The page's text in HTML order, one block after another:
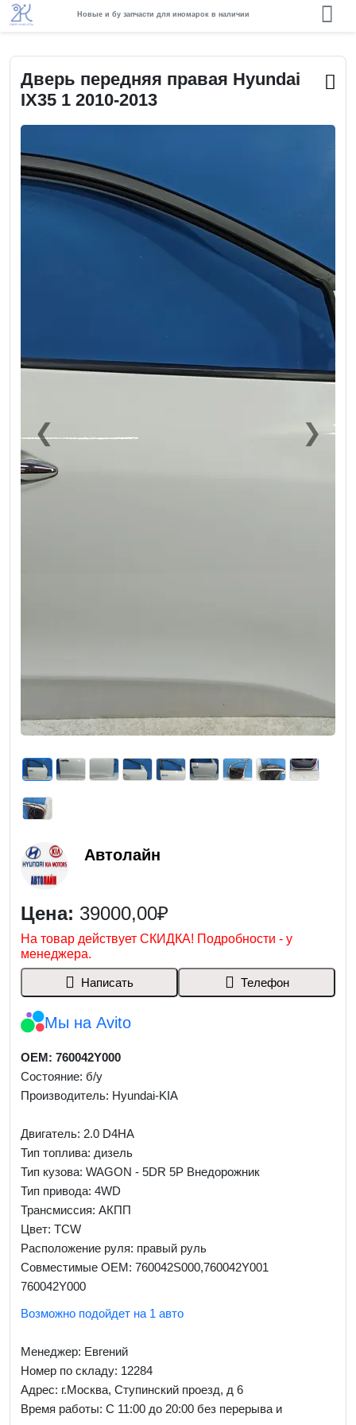
Новые и бу запчасти для иномарок в наличии
Дверь передняя правая Hyundai
IX35 1 2010-2013
❮Previous ❯Next
Автолайн
Цена: 39000,00₽
На товар действует СКИДКА! Подробности - у
менеджера.
Написать Телефон
Мы на Avito
OEM: 760042Y000
Состояние: б/у
Производитель: Hyundai-KIA
Двигатель: 2.0 D4HA
Тип топлива: дизель
Тип кузова: WAGON - 5DR 5P Внедорожник
Тип привода: 4WD
Трансмиссия: AКПП
Цвет: TCW
Расположение руля: правый руль
Совместимые OEM: 760042S000,760042Y001
760042Y000
Возможно подойдет на 1 авто
Менеджер: Евгений
Номер по складу: 12284
Адрес: г.Москва, Ступинский проезд, д 6
Время работы: С 11:00 до 20:00 без перерыва и